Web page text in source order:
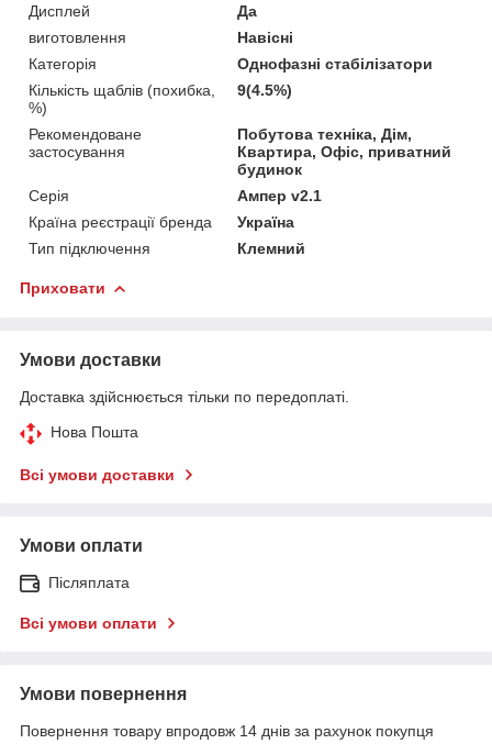
Дисплей
Да
виготовлення
Навісні
Категорія
Однофазні стабілізатори
Кількість щаблів (похибка,
%)
9(4.5%)
Рекомендоване
застосування
Побутова техніка, Дім,
Квартира, Офіс, приватний
будинок
Серія
Ампер v2.1
Країна реєстрації бренда
Україна
Тип підключення
Клемний
Приховати
Умови доставки
Доставка здійснюється тільки по передоплаті.
Нова Пошта
Всі умови доставки
Умови оплати
Післяплата
Всі умови оплати
Умови повернення
Повернення товару впродовж 14 днів за рахунок покупця